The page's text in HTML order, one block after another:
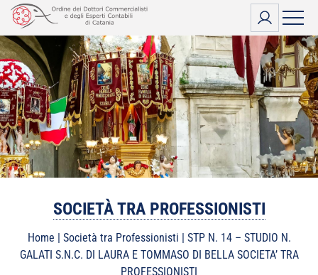
Vai
contenuto
SOCIETÀ TRA PROFESSIONISTI
Home | Società tra Professionisti | STP N. 14 – STUDIO N.
GALATI S.N.C. DI LAURA E TOMMASO DI BELLA SOCIETA’ TRA
PROFESSIONISTI